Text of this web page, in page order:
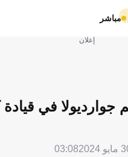
مباشر
إعلان
في قيادة
2024
03:08